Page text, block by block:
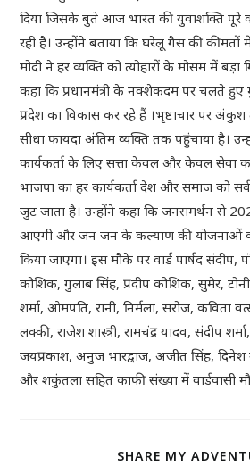
दिया जिसके बुते आज भारत की युवाशक्ति पूरे
रही है। उन्होंने बताया कि घरेलू गैस की कीमतों में
मोदी ने हर व्यक्ति को त्योहारों के मौसम में बड़ा
कहा कि प्रधानमंत्री के नक्शेकदम पर चलते हुए
प्रदेश का विकास कर रहे हैं ।भृष्टाचार पर
सीधा फायदा अंतिम व्यक्ति तक पहुंचाया है।
कार्यकर्ता के लिए सत्ता केवल और केवल सेवा
भाजपा का हर कार्यकर्ता देश और समाज को
जुट जाता है। उन्होंने कहा कि जनसमर्थन से
आएगी और जन जन के कल्याण की योजनाओं
किया जाएगा। इस मौके पर वार्ड पार्षद संदीप,
कौशिक, गुलाब सिंह, प्रदीप कौशिक, सुमेर,
शर्मा, ओमपति, रानी, निर्मला, सरोज, कविता
लक्की, राजेश शास्त्री, रामचंद्र यादव, संदीप
जयप्रकाश, अनुज भारद्वाज, अजीत सिंह, दिनेश
और शकुंतला सहित काफी संख्या में वार्डवासी
SHARE MY